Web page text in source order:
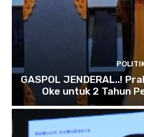
GASPOL JENDERAL..!
Oke untuk 2 Tahun